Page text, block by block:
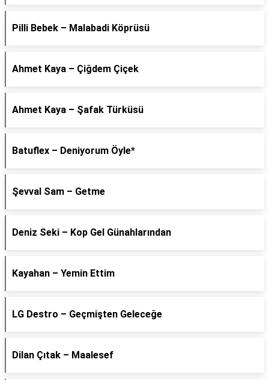
Pilli Bebek – Malabadi Köprüsü
Ahmet Kaya – Çiğdem Çiçek
Ahmet Kaya – Şafak Türküsü
Batuflex – Deniyorum Öyle*
Şevval Sam – Getme
Deniz Seki – Kop Gel Günahlarından
Kayahan – Yemin Ettim
LG Destro – Geçmişten Geleceğe
Dilan Çıtak – Maalesef